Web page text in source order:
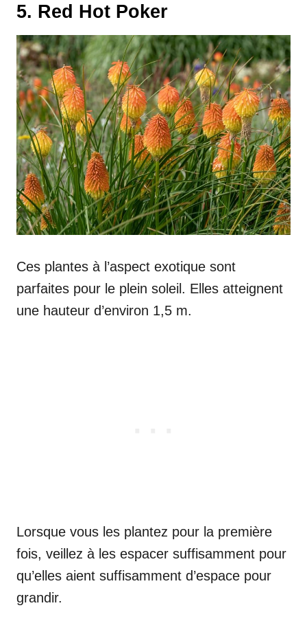
5. Red Hot Poker
Ces plantes à l’aspect exotique sont
parfaites pour le plein soleil. Elles atteignent
une hauteur d’environ 1,5 m.
Lorsque vous les plantez pour la première
fois, veillez à les espacer suffisamment pour
qu’elles aient suffisamment d’espace pour
grandir.